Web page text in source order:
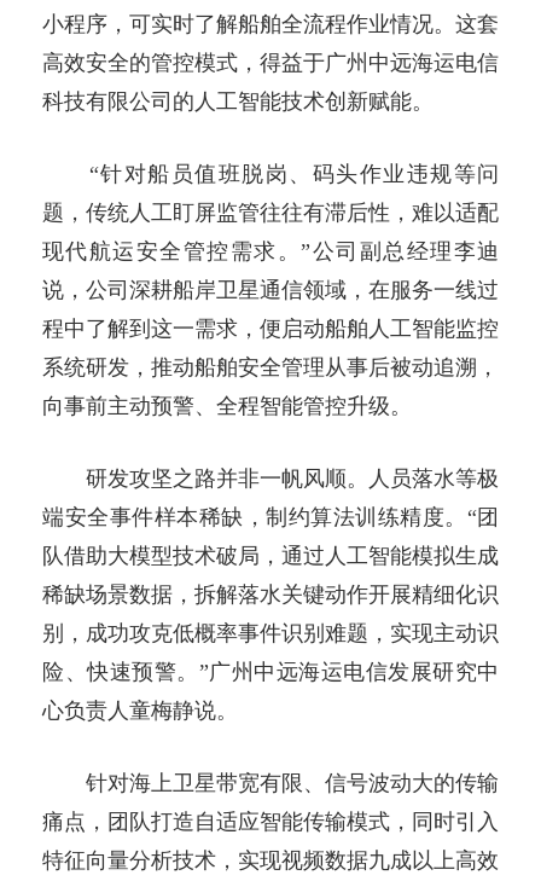
小程序，可实时了解船舶全流程作业情况。这套
高效安全的管控模式，得益于广州中远海运电信
科技有限公司的人工智能技术创新赋能。
“针对船员值班脱岗、码头作业违规等问
题，传统人工盯屏监管往往有滞后性，难以适配
现代航运安全管控需求。”公司副总经理李迪
说，公司深耕船岸卫星通信领域，在服务一线过
程中了解到这一需求，便启动船舶人工智能监控
系统研发，推动船舶安全管理从事后被动追溯，
向事前主动预警、全程智能管控升级。
研发攻坚之路并非一帆风顺。人员落水等极
端安全事件样本稀缺，制约算法训练精度。“团
队借助大模型技术破局，通过人工智能模拟生成
稀缺场景数据，拆解落水关键动作开展精细化识
别，成功攻克低概率事件识别难题，实现主动识
险、快速预警。”广州中远海运电信发展研究中
心负责人童梅静说。
针对海上卫星带宽有限、信号波动大的传输
痛点，团队打造自适应智能传输模式，同时引入
特征向量分析技术，实现视频数据九成以上高效